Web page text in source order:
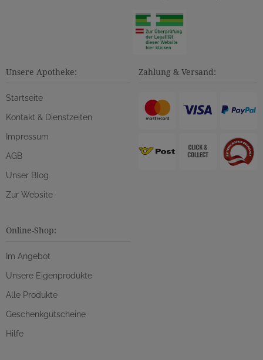
Unsere Apotheke:
Startseite
Kontakt & Dienstzeiten
Impressum
AGB
Unser Blog
Zur Website
Zahlung & Versand:
Online-Shop:
Im Angebot
Unsere Eigenprodukte
Alle Produkte
Geschenkgutscheine
Hilfe